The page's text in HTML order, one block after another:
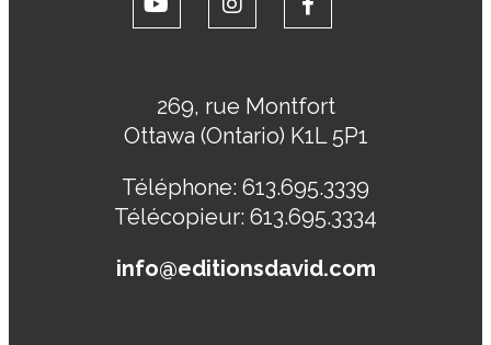
269, rue Montfort
Ottawa (Ontario) K1L 5P1
Téléphone: 613.695.3339
Télécopieur: 613.695.3334
info@editionsdavid.com